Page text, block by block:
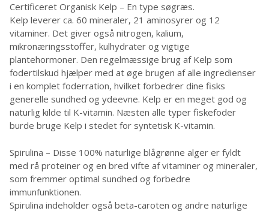
Certificeret Organisk Kelp – En type søgræs.
Kelp leverer ca. 60 mineraler, 21 aminosyrer og 12
vitaminer. Det giver også nitrogen, kalium,
mikronæringsstoffer, kulhydrater og vigtige
plantehormoner. Den regelmæssige brug af Kelp som
fodertilskud hjælper med at øge brugen af alle ingredienser
i en komplet foderration, hvilket forbedrer dine fisks
generelle sundhed og ydeevne. Kelp er en meget god og
naturlig kilde til K-vitamin. Næsten alle typer fiskefoder
burde bruge Kelp i stedet for syntetisk K-vitamin.
Spirulina – Disse 100% naturlige blågrønne alger er fyldt
med rå proteiner og en bred vifte af vitaminer og mineraler,
som fremmer optimal sundhed og forbedre
immunfunktionen.
Spirulina indeholder også beta-caroten og andre naturlige